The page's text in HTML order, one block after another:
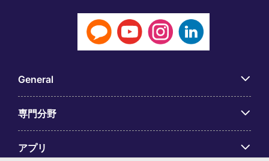
General
専門分野
アプリ